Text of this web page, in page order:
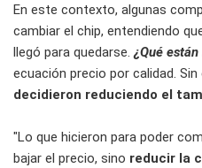
En este contexto, algunas
cambiar el chip, entendiendo
llegó para quedarse. ¿Qué
ecuación precio por calidad.
decidieron reduciendo el
"Lo que hicieron para poder
bajar el precio, sino reducir la